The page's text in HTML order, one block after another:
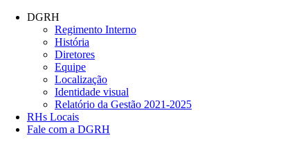
Conteúdo principal
DGRH
Regimento Interno
História
Diretores
Equipe
Localização
Identidade visual
Relatório da Gestão 2021-2025
RHs Locais
Fale com a DGRH